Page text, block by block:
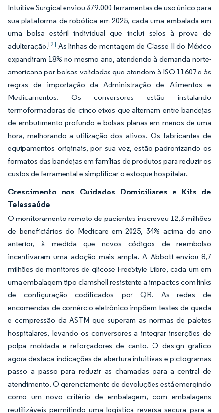
Intuitive Surgical enviou 379.000 ferramentas de uso único para
sua plataforma de robótica em 2025, cada uma embalada em
uma bolsa estéril individual que inclui selos à prova de
adulteração.[2] As linhas de montagem de Classe II do México
expandiram 18% no mesmo ano, atendendo à demanda norte-
americana por bolsas validadas que atendem à ISO 11607 e às
regras de importação da Administração de Alimentos e
Medicamentos. Os conversores estão instalando
termoformadoras de cinco eixos que alternam entre bandejas
de embutimento profundo e bolsas planas em menos de uma
hora, melhorando a utilização dos ativos. Os fabricantes de
equipamentos originais, por sua vez, estão padronizando os
formatos das bandejas em famílias de produtos para reduzir os
custos de ferramental e simplificar o estoque hospitalar.
Crescimento nos Cuidados Domiciliares e Kits de
Telessaúde
O monitoramento remoto de pacientes inscreveu 12,3 milhões
de beneficiários do Medicare em 2025, 34% acima do ano
anterior, à medida que novos códigos de reembolso
incentivaram uma adoção mais ampla. A Abbott enviou 8,7
milhões de monitores de glicose FreeStyle Libre, cada um em
uma embalagem tipo clamshell resistente a impactos com links
de configuração codificados por QR. As redes de
encomendas de comércio eletrônico impõem testes de queda
e compressão da ASTM que superam as normas de paletes
hospitalares, levando os conversores a integrar inserções de
polpa moldada e reforçadores de canto. O design gráfico
agora destaca indicações de abertura intuitivas e pictogramas
passo a passo para reduzir as chamadas para a central de
atendimento. O gerenciamento de devoluções está emergindo
como um novo critério de embalagem, com embalagens
reutilizáveis permitindo uma logística reversa segura para a